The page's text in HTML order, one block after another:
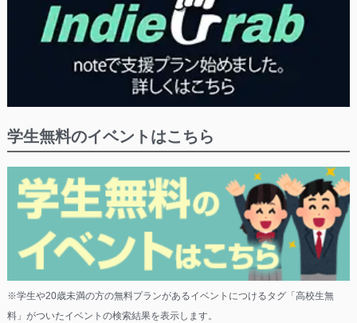
学生無料のイベントはこちら
※学生や20歳未満の方の無料プランがあるイベントにつけるタグ「高校生無
料」がついたイベントの検索結果を表示します。